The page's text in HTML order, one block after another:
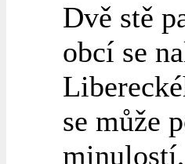
Dvě stě
obcí se
se může